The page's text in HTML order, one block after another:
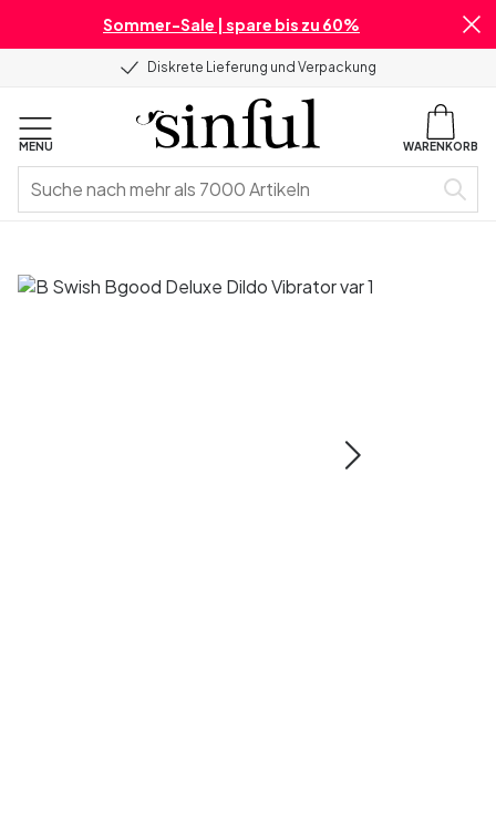
Sommer-Sale | spare bis zu 60%
Diskrete Lieferung und Verpackung
MENU WARENKORB